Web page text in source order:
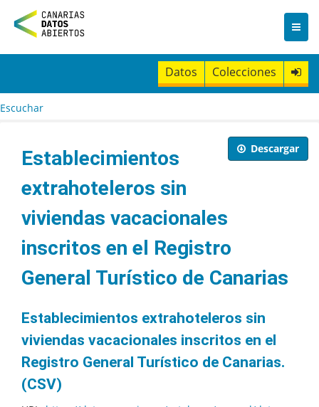
n
t
Datos Colecciones
Escuchar
Descargar
Establecimientos
extrahoteleros sin
viviendas vacacionales
inscritos en el Registro
General Turístico de Canarias
Establecimientos extrahoteleros sin
viviendas vacacionales inscritos en el
Registro General Turístico de Canarias.
(CSV)